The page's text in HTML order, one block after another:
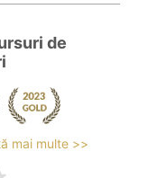
de
mai multe >>